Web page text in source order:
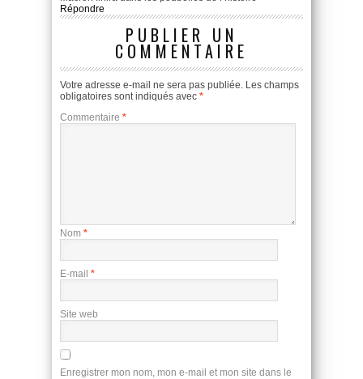
Répondre
PUBLIER UN
COMMENTAIRE
Votre adresse e-mail ne sera pas publiée. Les champs
obligatoires sont indiqués avec *
Commentaire *
Nom *
E-mail *
Site web
Enregistrer mon nom, mon e-mail et mon site dans le